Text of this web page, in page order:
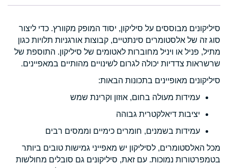
סיליקונים מבוססים על סיליקון, יסוד המופק מקוורץ. כדי ליצור
סוג זה של אלסטומרים סינתטיים, קבוצות אורגניות תלויות כגון
מתיל, פניל או ויניל מחוברות לאטומים של סיליקון. התוספת של
שרשראות צדדיות יכולה לגרום לשינויים מהותיים במאפיינים.
סיליקונים מאופיינים בתכונות הבאות:
עמידות מעולה בחום, אוזון וקרינת שמש
יציבות דיאלקטרית גבוהה
עמידות בשמנים, חומרים כימיים וממסים רבים
מכל האלסטומרים, לסיליקון יש מאפייני גמישות טובים ביותר
בטמפרטורות נמוכות. עם זאת, סיליקונים גם סובלים מחולשות